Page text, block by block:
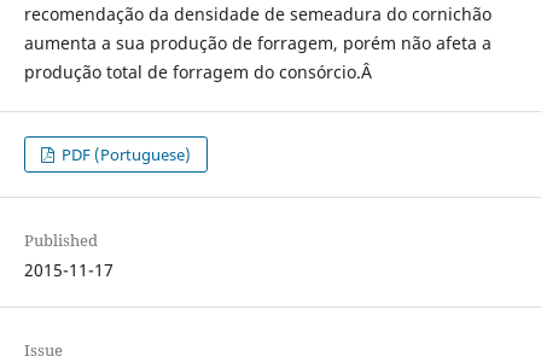
recomendação da densidade de semeadura do cornichão
aumenta a sua produção de forragem, porém não afeta a
produção total de forragem do consórcio.Â
PDF (Portuguese)
Published
2015-11-17
Issue